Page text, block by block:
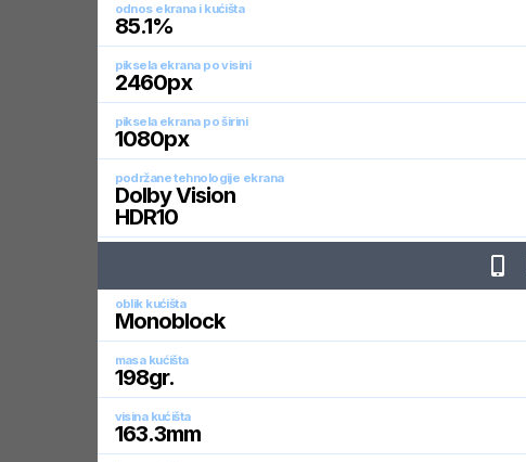
odnos ekrana i kućišta
85.1%
piksela ekrana po visini
2460px
piksela ekrana po širini
1080px
podržane tehnologije ekrana
Dolby Vision
HDR10
oblik kućišta
Monoblock
masa kućišta
198gr.
visina kućišta
163.3mm